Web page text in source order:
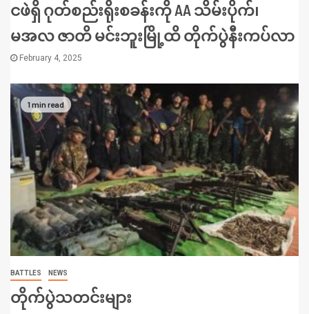
ငဖဲရှိ ဂုတ်စည်းရိုးစခန်းကို AA သိမ်းပိုက်၊
မအလ ဇာတိ မင်းဘူးမြို့ထိ တိုက်ပွဲနီးကပ်လာ
February 4, 2025
1 min read
BATTLES NEWS
တိုက်ပွဲသတင်းများ